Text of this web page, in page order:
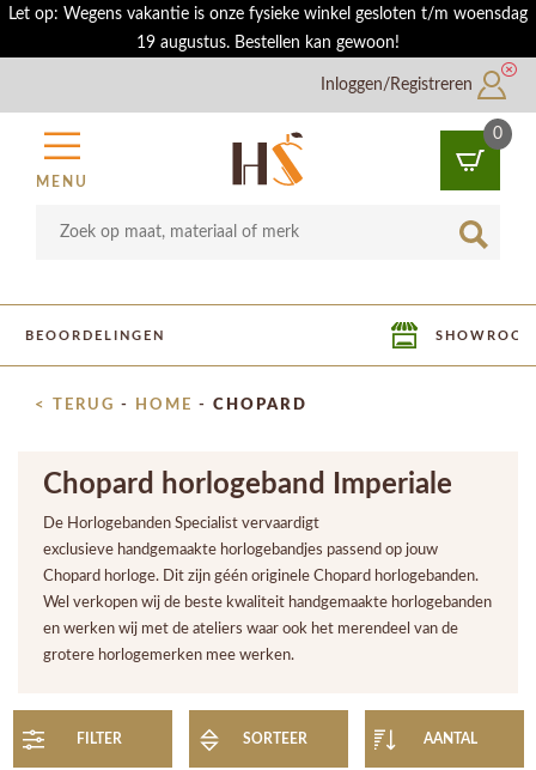
Let op: Wegens vakantie is onze fysieke winkel gesloten t/m woensdag
19 augustus. Bestellen kan gewoon!
Inloggen/Registreren
MENU
0
SHOWROOM IN UTRECHT
< TERUG - HOME - CHOPARD
Chopard horlogeband Imperiale
De Horlogebanden Specialist vervaardigt
exclusieve handgemaakte horlogebandjes passend op jouw
Chopard horloge. Dit zijn géén originele Chopard horlogebanden.
Wel verkopen wij de beste kwaliteit handgemaakte horlogebanden
en werken wij met de ateliers waar ook het merendeel van de
grotere horlogemerken mee werken.
FILTER SORTEER AANTAL